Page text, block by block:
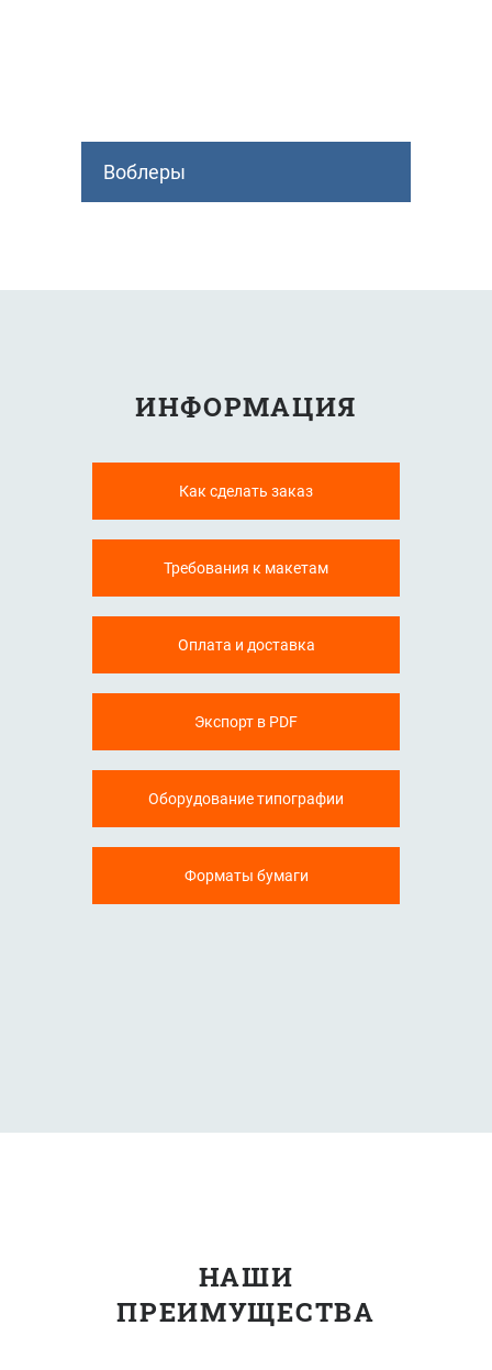
Воблеры
ИНФОРМАЦИЯ
Как сделать заказ
Требования к макетам
Оплата и доставка
Экспорт в PDF
Оборудование типографии
Форматы бумаги
НАШИ
ПРЕИМУЩЕСТВА